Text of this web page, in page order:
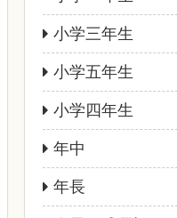
小学三年生
小学五年生
小学四年生
年中
年長